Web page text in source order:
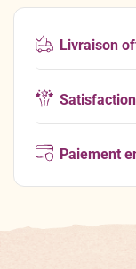
Livraison
Paiement